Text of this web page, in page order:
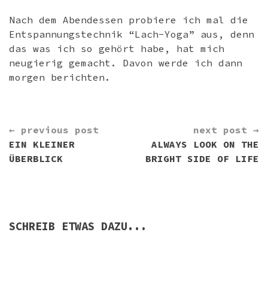
Nach dem Abendessen probiere ich mal die
Entspannungstechnik “Lach-Yoga” aus, denn
das was ich so gehört habe, hat mich
neugierig gemacht. Davon werde ich dann
morgen berichten.
READING
← previous post
EIN KLEINER
ÜBERBLICK
next post →
ALWAYS LOOK ON THE
BRIGHT SIDE OF LIFE
SCHREIB ETWAS DAZU...